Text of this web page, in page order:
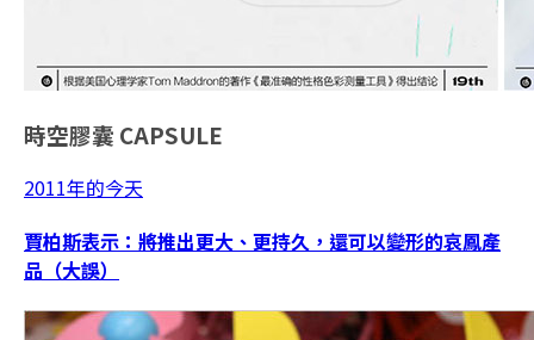
時空膠囊 CAPSULE
2011年的今天
賈柏斯表示：將推出更大、更持久，還可以變形的哀鳳產
品（大誤）